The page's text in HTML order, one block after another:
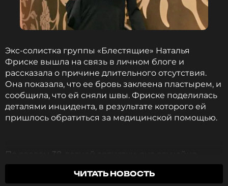
Экс-солистка группы «Блестящие» Наталья
Фриске вышла на связь в личном блоге и
рассказала о причине длительного отсутствия.
Она показала, что ее бровь заклеена пластырем, и
сообщила, что ей сняли швы. Фриске поделилась
деталями инцидента, в результате которого ей
пришлось обратиться за медицинской помощью.
По словам 38-летней артистки, она случайно
пострадала из-за неосторожности подруги.
ЧИТАТЬ НОВОСТЬ